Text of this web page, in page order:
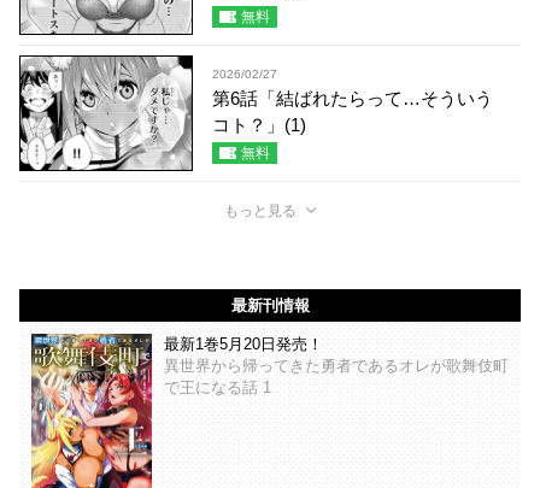
無料
2026/02/27
第6話「結ばれたらって…そういう
コト？」(1)
無料
もっと見る
最新刊情報
最新1巻5月20日発売！
異世界から帰ってきた勇者であるオレが歌舞伎町
で王になる話 1